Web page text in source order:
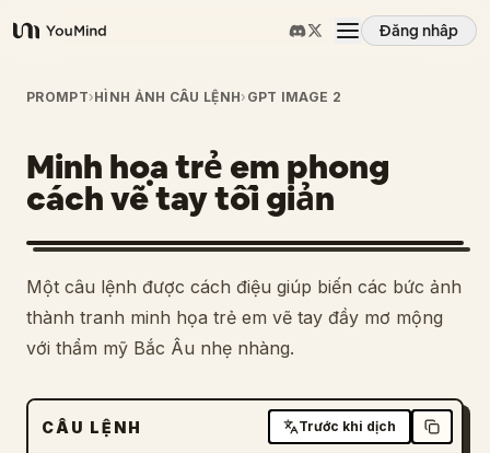
YouMind
Đăng nhập
Tổng quan
Các trường hợp sử dụng
Kỹ năng
Lời nhắc
PROMPT›HÌNH ẢNH CÂU LỆNH› GPT IMAGE 2
Minh họa trẻ em phong
cách vẽ tay tối giản
1
Một câu lệnh được cách điệu giúp biến các bức ảnh
thành tranh minh họa trẻ em vẽ tay đầy mơ mộng
với thẩm mỹ Bắc Âu nhẹ nhàng.
CÂU LỆNH Trước khi dịch